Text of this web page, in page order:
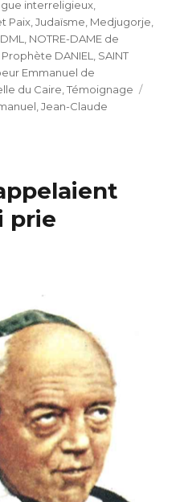
interreligieux,
Paix,Judaïsme, Medjugorje,
, NOTRE-DAME de
Prophète DANIEL, SAINT
Emmanuel de
du Caire,Témoignage
,Jean-Claude
prie